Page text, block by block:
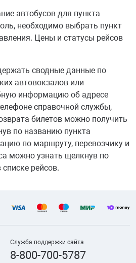
автобусов для пункта
необходимо выбрать пункт
Цены и статусы рейсов
сводные данные по
автовокзалов или
информацию об адресе
справочной службы,
билетов можно получить
по названию пункта
по маршруту, перевозчику и
можно узнать щелкнув по
рейсов.
Служба поддержки сайта
8-800-700-5787